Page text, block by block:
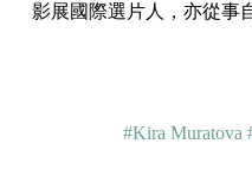
影展國際選片人，亦從事
#Kira Muratova